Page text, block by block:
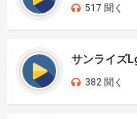
517 聞く
サンライズ
382 聞く